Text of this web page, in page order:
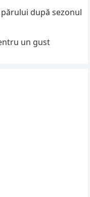
după sezonul
un gust